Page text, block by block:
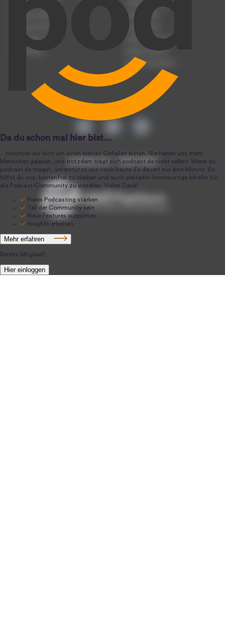
Podcast anmelden
Podcast hochladen
Podcast-Events
Registrierung
Anmeldung
Podcast-Beratung
Podcast-Jobs
Podcast-Push
Podcast-Werbung
Podcast-Agentur
Podcast-Produktion
podcast.de ~ 2004-2026